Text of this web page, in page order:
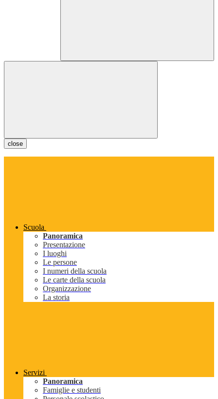
close
Scuola
Panoramica
Presentazione
I luoghi
Le persone
I numeri della scuola
Le carte della scuola
Organizzazione
La storia
Servizi
Panoramica
Famiglie e studenti